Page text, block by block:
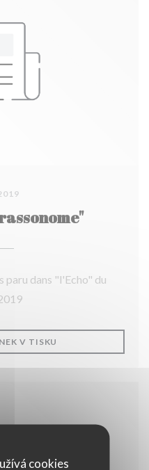
cookies
paru dans "l'Echo" du
V TISKU